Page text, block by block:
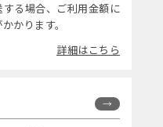
る場合、ご利用金額に
かります。
詳細はこちら